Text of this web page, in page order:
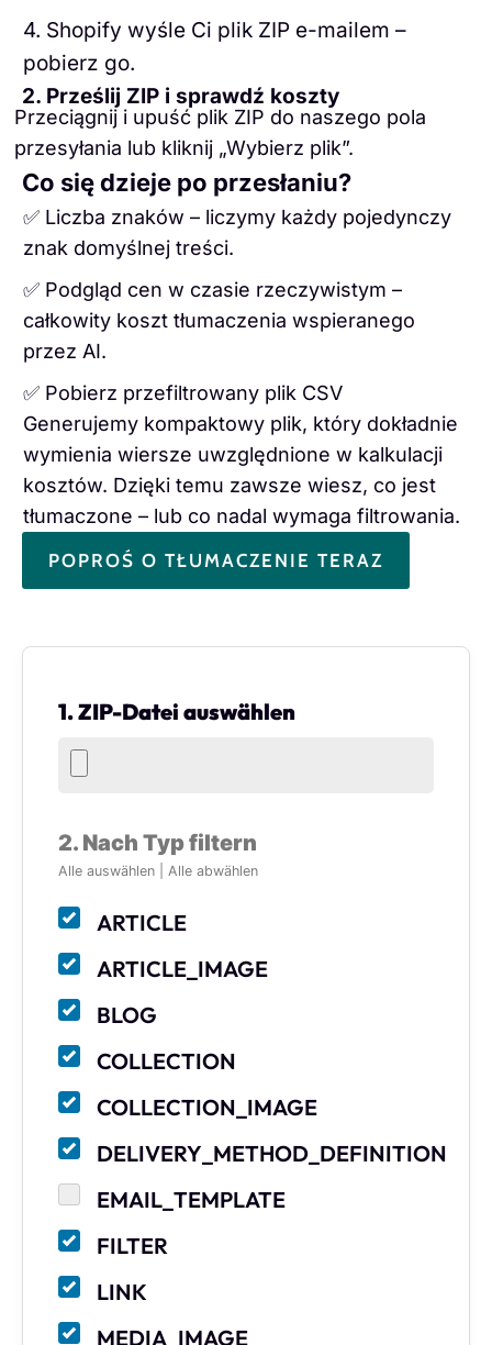
4. Shopify wyśle Ci plik ZIP e-mailem –
pobierz go.
2. Prześlij ZIP i sprawdź koszty
Przeciągnij i upuść plik ZIP do naszego pola
przesyłania lub kliknij „Wybierz plik”.
Co się dzieje po przesłaniu?
✅ Liczba znaków – liczymy każdy pojedynczy
znak domyślnej treści.
✅ Podgląd cen w czasie rzeczywistym –
całkowity koszt tłumaczenia wspieranego
przez AI.
✅ Pobierz przefiltrowany plik CSV
Generujemy kompaktowy plik, który dokładnie
wymienia wiersze uwzględnione w kalkulacji
kosztów. Dzięki temu zawsze wiesz, co jest
tłumaczone – lub co nadal wymaga filtrowania.
POPROŚ O TŁUMACZENIE TERAZ
1. ZIP-Datei auswählen
2. Nach Typ filtern
Alle auswählen Alle abwählen
ARTICLE
ARTICLE_IMAGE
BLOG
COLLECTION
COLLECTION_IMAGE
DELIVERY_METHOD_DEFINITION
EMAIL_TEMPLATE
FILTER
LINK
MEDIA_IMAGE